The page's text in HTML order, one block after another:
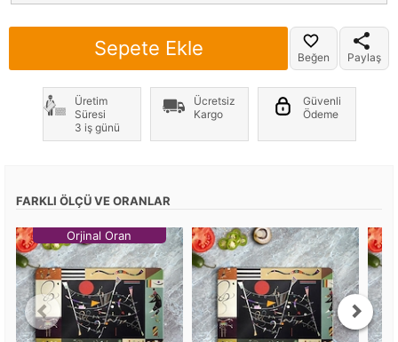
Sepete Ekle Beğen Paylaş
Üretim
Süresi
3 iş günü
Ücretsiz
Kargo
Güvenli
Ödeme
FARKLI ÖLÇÜ VE ORANLAR
Orjinal Oran